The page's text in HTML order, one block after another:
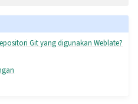
Git yang digunakan Weblate?